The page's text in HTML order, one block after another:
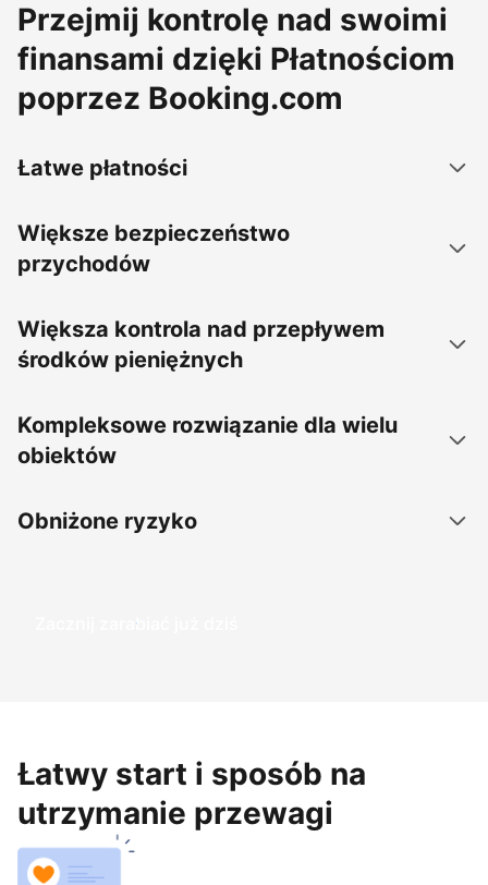
Przejmij kontrolę nad swoimi
finansami dzięki Płatnościom
poprzez Booking.com
Łatwe płatności
Większe bezpieczeństwo
przychodów
Większa kontrola nad przepływem
środków pieniężnych
Kompleksowe rozwiązanie dla wielu
obiektów
Obniżone ryzyko
Zacznij zarabiać już dziś
Łatwy start i sposób na
utrzymanie przewagi